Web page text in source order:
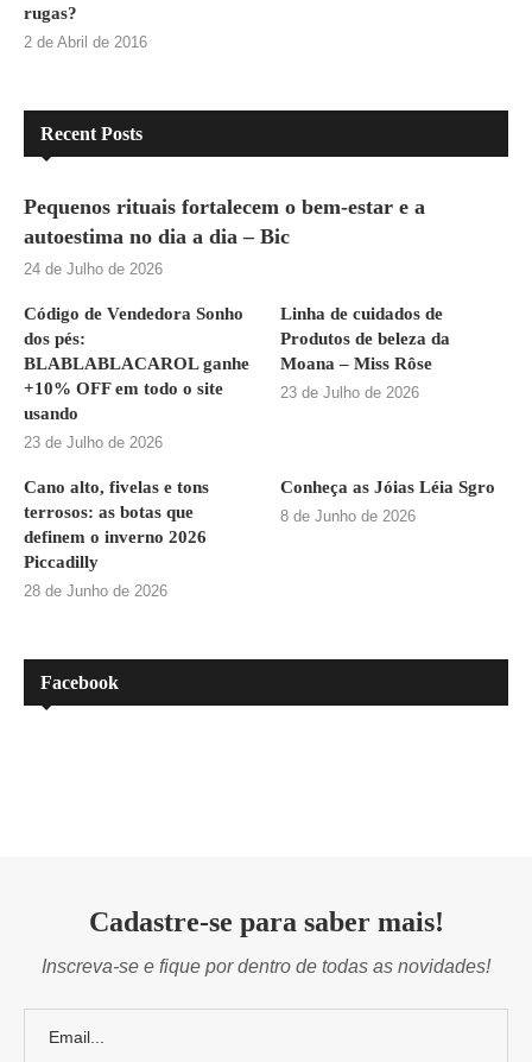
rugas?
2 de Abril de 2016
Recent Posts
Pequenos rituais fortalecem o bem-estar e a
autoestima no dia a dia – Bic
24 de Julho de 2026
Código de Vendedora Sonho
dos pés:
BLABLABLACAROL ganhe
+10% OFF em todo o site
usando
23 de Julho de 2026
Linha de cuidados de
Produtos de beleza da
Moana – Miss Rôse
23 de Julho de 2026
Cano alto, fivelas e tons
terrosos: as botas que
definem o inverno 2026
Piccadilly
28 de Junho de 2026
Conheça as Jóias Léia Sgro
8 de Junho de 2026
Facebook
Cadastre-se para saber mais!
Inscreva-se e fique por dentro de todas as novidades!